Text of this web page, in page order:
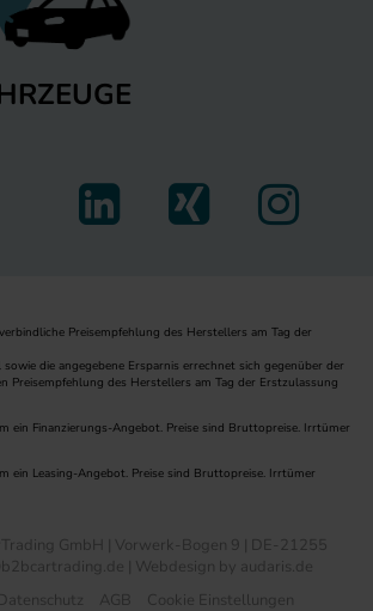
Preisempfehlung des Herstellers am Tag der
die angegebene Ersparnis errechnet sich gegenüber der
Preisempfehlung des Herstellers am Tag der Erstzulassung
ein Finanzierungs-Angebot. Preise sind Bruttopreise. Irrtümer
ein Leasing-Angebot. Preise sind Bruttopreise. Irrtümer
GmbH | Vorwerk-Bogen 9 | DE-21255
| Webdesign by audaris.de
Datenschutz AGB Cookie Einstellungen